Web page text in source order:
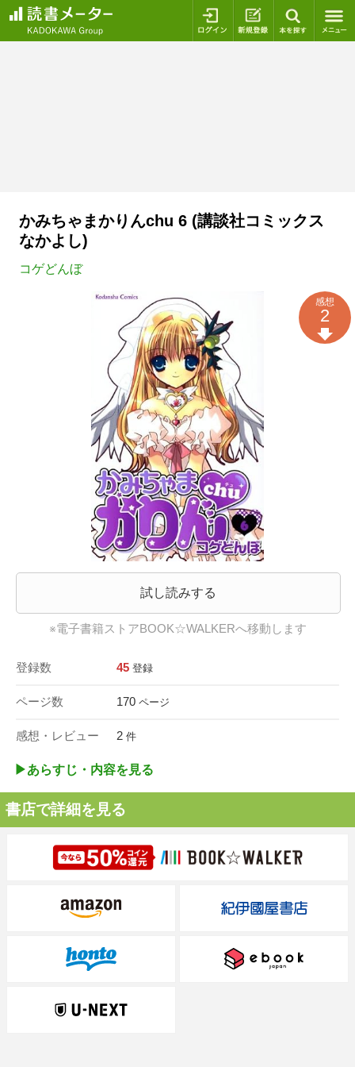
ログイン 新規登録
かみちゃまかりんchu 6 (講談社コミックス
なかよし)
コゲどんぼ
試し読みする
※電子書籍ストアBOOK☆WALKERへ移動します
登録数 45 登録
ページ数 170 ページ
感想・レビュー 2 件
感想
2
▶︎あらすじ・内容を見る
書店で詳細を見る